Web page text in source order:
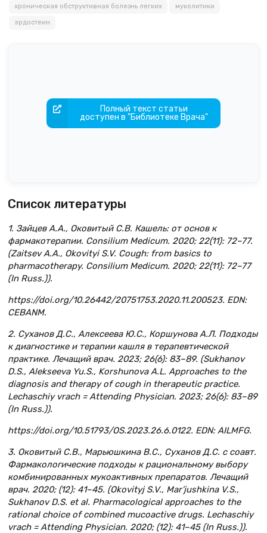
хроническая обструктивная болезнь легких муколитики
эрдостеин
Полный текст статьи
доступен в "Библиотеке Врача"
Список литературы
1. Зайцев А.А., Оковитый С.В. Кашель: от основ к
фармакотерапии. Consilium Medicum. 2020; 22(11): 72–77.
(Zaitsev A.A., Okovityi S.V. Cough: from basics to
pharmacotherapy. Consilium Medicum. 2020; 22(11): 72–77
(In Russ.)).
https://doi.org/10.26442/20751753.2020.11.200523. EDN:
CEBANM.
2. Суханов Д.С., Алексеева Ю.С., Коршунова А.Л. Подходы
к диагностике и терапии кашля в терапевтической
практике. Лечащий врач. 2023; 26(6): 83–89. (Sukhanov
D.S., Alekseeva Yu.S., Korshunova A.L. Approaches to the
diagnosis and therapy of cough in therapeutic practice.
Lechaschiy vrach = Attending Physician. 2023; 26(6): 83–89
(In Russ.)).
https://doi.org/10.51793/OS.2023.26.6.0122. EDN: AILMFG.
3. Оковитый С.В., Марьюшкина В.С., Суханов Д.С. с соавт.
Фармакологические подходы к рациональному выбору
комбинированных мукоактивных препаратов. Лечащий
врач. 2020; (12): 41–45. (Okovityj S.V., Mar’jushkina V.S.,
Sukhanov D.S. et al. Pharmacological approaches to the
rational choice of combined mucoactive drugs. Lechaschiy
vrach = Attending Physician. 2020; (12): 41–45 (In Russ.)).